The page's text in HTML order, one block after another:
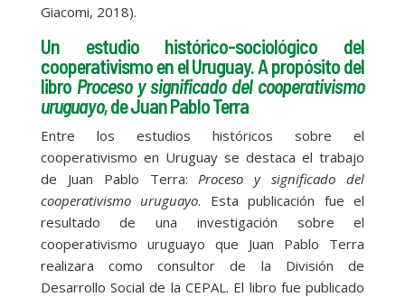
Giacomi, 2018).
Un estudio histórico-sociológico del
cooperativismo en el Uruguay. A propósito del
libro Proceso y significado del cooperativismo
uruguayo,de Juan Pablo Terra
Entre los estudios históricos sobre el
cooperativismo en Uruguay se destaca el trabajo
de Juan Pablo Terra: Proceso y significado del
cooperativismo uruguayo. Esta publicación fue el
resultado de una investigación sobre el
cooperativismo uruguayo que Juan Pablo Terra
realizara como consultor de la División de
Desarrollo Social de la CEPAL. El libro fue publicado